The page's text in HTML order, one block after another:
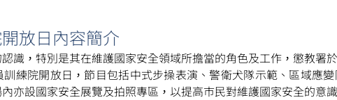
放日內容簡介
識，特別是其在維護國家安全領域所擔當的角色及工作，懲教署
練院開放日，節目包括中式步操表演、警衛犬隊示範、區域應
亦設國家安全展覽及拍照專區，以提高巿民對維護國家安全的意